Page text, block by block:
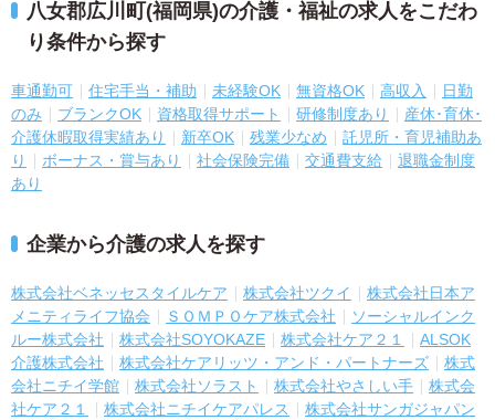
八女郡広川町(福岡県)の介護・福祉の求人をこだわ
り条件から探す
車通勤可 住宅手当・補助 未経験OK 無資格OK 高収入
日勤
のみ
ブランクOK 資格取得サポート 研修制度あり
産休･育休･
介護休暇取得実績あり
新卒OK 残業少なめ
託児所・育児補助あ
り
ボーナス・賞与あり 社会保険完備 交通費支給
退職金制度
あり
企業から介護の求人を探す
株式会社ベネッセスタイルケア 株式会社ツクイ
株式会社日本ア
メニティライフ協会
ＳＯＭＰＯケア株式会社
ソーシャルインク
ルー株式会社
株式会社SOYOKAZE 株式会社ケア２１
ALSOK
介護株式会社
株式会社ケアリッツ・アンド・パートナーズ
株式
会社ニチイ学館
株式会社ソラスト 株式会社やさしい手
株式会
社ケア２１
株式会社ニチイケアパレス
株式会社サンガジャパン